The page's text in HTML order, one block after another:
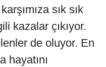
sık sık
kazalar çıkıyor.
de oluyor. En
hayatını